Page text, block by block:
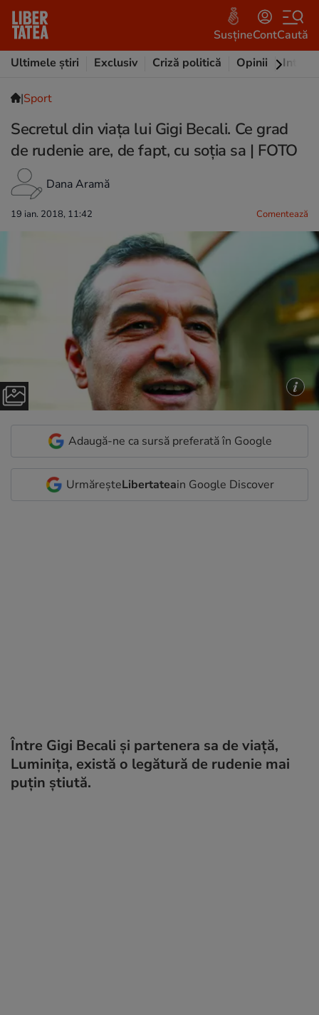
SusțineContCaută
Ultimele știri
Exclusiv Criză politică Opinii
|Sport
Secretul din viața lui Gigi Becali. Ce grad
de rudenie are, de fapt, cu soția sa | FOTO
Dana Aramă
19 ian. 2018, 11:42 Comentează
Adaugă-ne ca sursă preferată în Google
UrmăreșteLibertateain Google Discover
Între Gigi Becali și partenera sa de viață,
Luminița, există o legătură de rudenie mai
puțin știută.